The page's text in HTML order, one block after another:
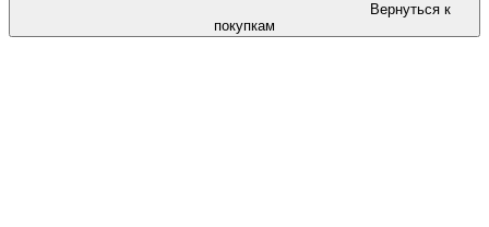
Вернуться к
покупкам